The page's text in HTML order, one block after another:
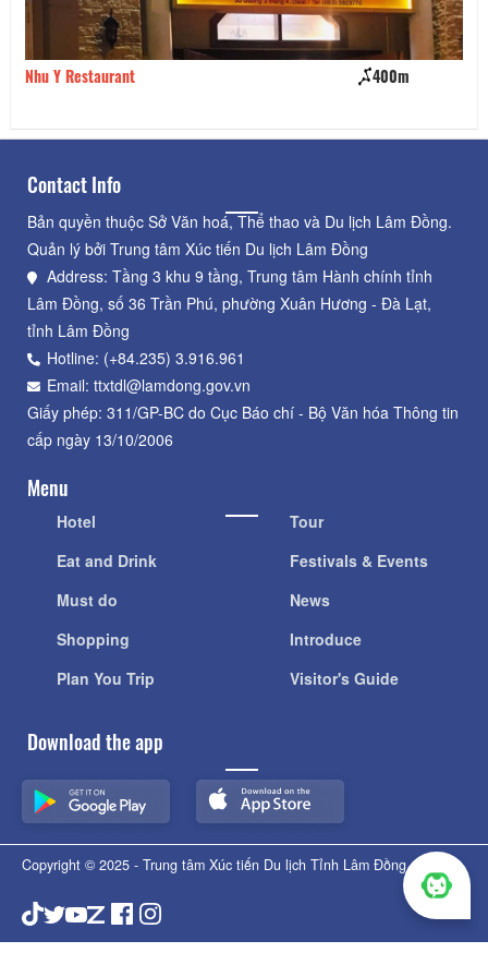
Lẩu Nướng Trung Hoa - Chi Fan
Contact Info
Bản quyền thuộc Sở Văn hoá, Thể thao và Du lịch Lâm Đồng.
Quản lý bởi Trung tâm Xúc tiến Du lịch Lâm Đồng
Address: Tầng 3 khu 9 tầng, Trung tâm Hành chính tỉnh
Lâm Đồng, số 36 Trần Phú, phường Xuân Hương - Đà Lạt,
tỉnh Lâm Đồng
Hotline: (+84.235) 3.916.961
Email: ttxtdl@lamdong.gov.vn
Giấy phép: 311/GP-BC do Cục Báo chí - Bộ Văn hóa Thông tin
cấp ngày 13/10/2006
Menu
Hotel
Eat and Drink
Must do
Shopping
Plan You Trip
Tour
Festivals & Events
News
Introduce
Visitor's Guide
Download the app
Copyright © 2025 - Trung tâm Xúc tiến Du lịch Tỉnh Lâm Đồng